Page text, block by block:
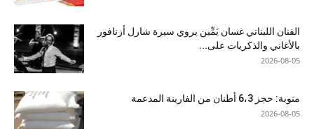
الفنان اللبناني غسان يَمِّين يروي سيرة شارل أزنافور
بالأغاني والذكريات على...
2026-08-05
منوبة: حجز 6،3 أطنان من الفارينة المدعمة
2026-08-05